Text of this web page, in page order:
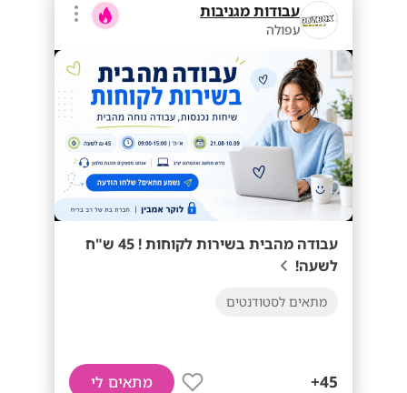
עבודות מגניבות
עפולה
עבודה מהבית בשירות לקוחות ! 45 ש"ח
לשעה!
מתאים לסטודנטים
45+ מתאים לי